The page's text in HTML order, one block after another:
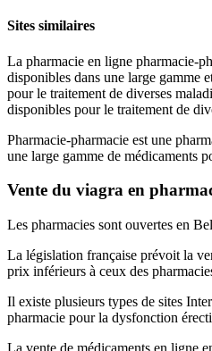
Sites similaires
La pharmacie en ligne pharmacie-
disponibles dans une large gamme
pour le traitement de diverses
disponibles pour le traitement de
Pharmacie-pharmacie est une
une large gamme de médicaments
Vente du viagra en
Les pharmacies sont ouvertes en
La législation française prévoit la
prix inférieurs à ceux des
Il existe plusieurs types de sites
pharmacie pour la dysfonction